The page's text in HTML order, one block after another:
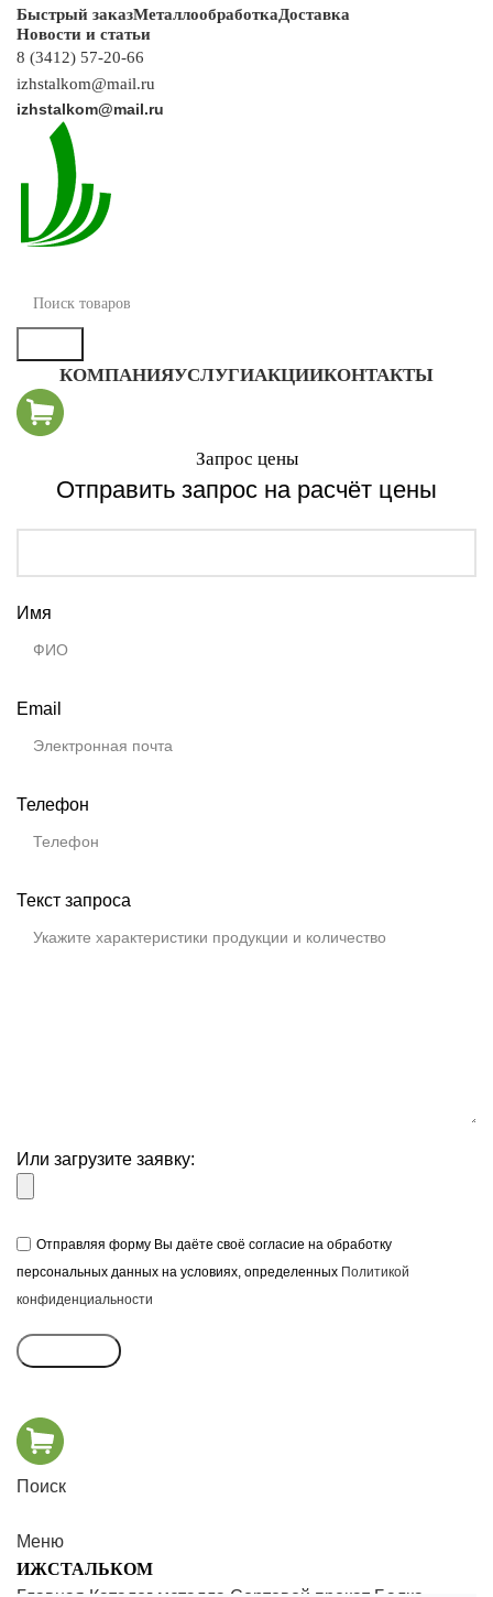
Быстрый заказМеталлообработкаДоставка
Новости и статьи
8 (3412) 57-20-66
izhstalkom@mail.ru
izhstalkom@mail.ru
КОМПАНИЯУСЛУГИАКЦИИКОНТАКТЫ
Запрос цены
Отправить запрос на расчёт цены
Имя
Email
Телефон
Текст запроса
Или загрузите заявку:
Отправляя форму Вы даёте своё согласие на обработку
персональных данных на условиях, определенных Политикой
конфиденциальности
Поиск
Меню
ИЖСТАЛЬКОМ